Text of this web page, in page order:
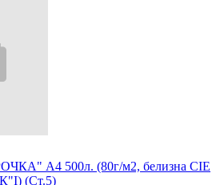
А4 500л. (80г/м2, белизна CIE
(Ст.5)